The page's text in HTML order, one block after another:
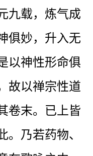
九载，炼气成
俱妙，升入无
以神性形命俱
故以禅宗性道
卷末。已上皆
。乃若药物、